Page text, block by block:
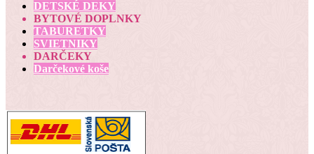
DETSKÉ DEKY
BYTOVÉ DOPLNKY
TABURETKY
SVIETNIKY
DARČEKY
Darčekové koše